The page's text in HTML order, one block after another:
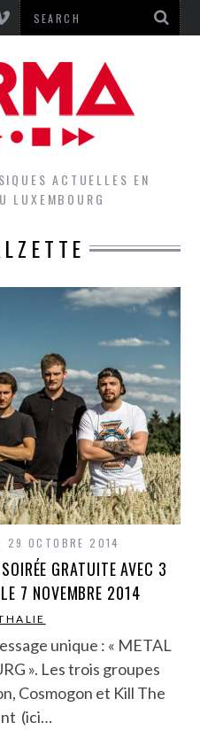
ACTUELLES EN
LUXEMBOURG
29 OCTOBRE 2014
GRATUITE AVEC 3
7 NOVEMBRE 2014
unique : « METAL
». Les trois groupes
Cosmogon et Kill The
(ici…